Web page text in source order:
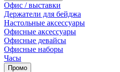
Офис / выставки
Держатели для бейджа
Настольные аксессуары
Офисные аксессуары
Офисные девайсы
Офисные наборы
Часы
Промо